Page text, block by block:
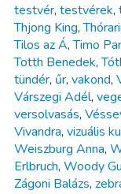
testvér, testvérek,
Thjong King,
Tilos az Á,Timo
Totth Benedek,
tündér, űr, vakond,
Várszegi Adél,
versolvasás,
Vivandra, vizuális
Weiszburg Anna,
Erlbruch, Woody
Zágoni Balázs,